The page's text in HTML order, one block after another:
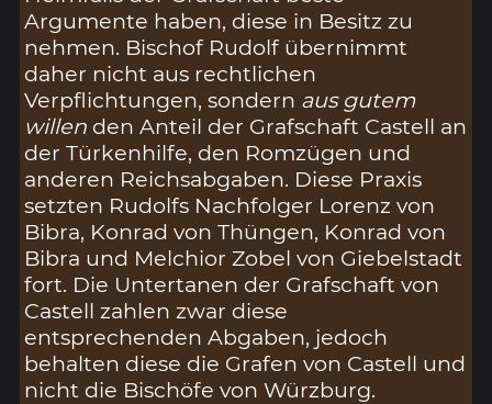
Argumente haben, diese in Besitz zu
nehmen. Bischof Rudolf übernimmt
daher nicht aus rechtlichen
Verpflichtungen, sondern aus gutem
willen den Anteil der Grafschaft Castell an
der Türkenhilfe, den Romzügen und
anderen Reichsabgaben. Diese Praxis
setzten Rudolfs Nachfolger Lorenz von
Bibra, Konrad von Thüngen, Konrad von
Bibra und Melchior Zobel von Giebelstadt
fort. Die Untertanen der Grafschaft von
Castell zahlen zwar diese
entsprechenden Abgaben, jedoch
behalten diese die Grafen von Castell und
nicht die Bischöfe von Würzburg.